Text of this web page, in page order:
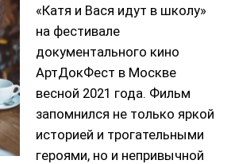
«Катя и Вася идут в школу»
на фестивале
документального кино
АртДокФест в Москве
весной 2021 года. Фильм
запомнился не только яркой
историей и трогательными
героями, но и непривычной